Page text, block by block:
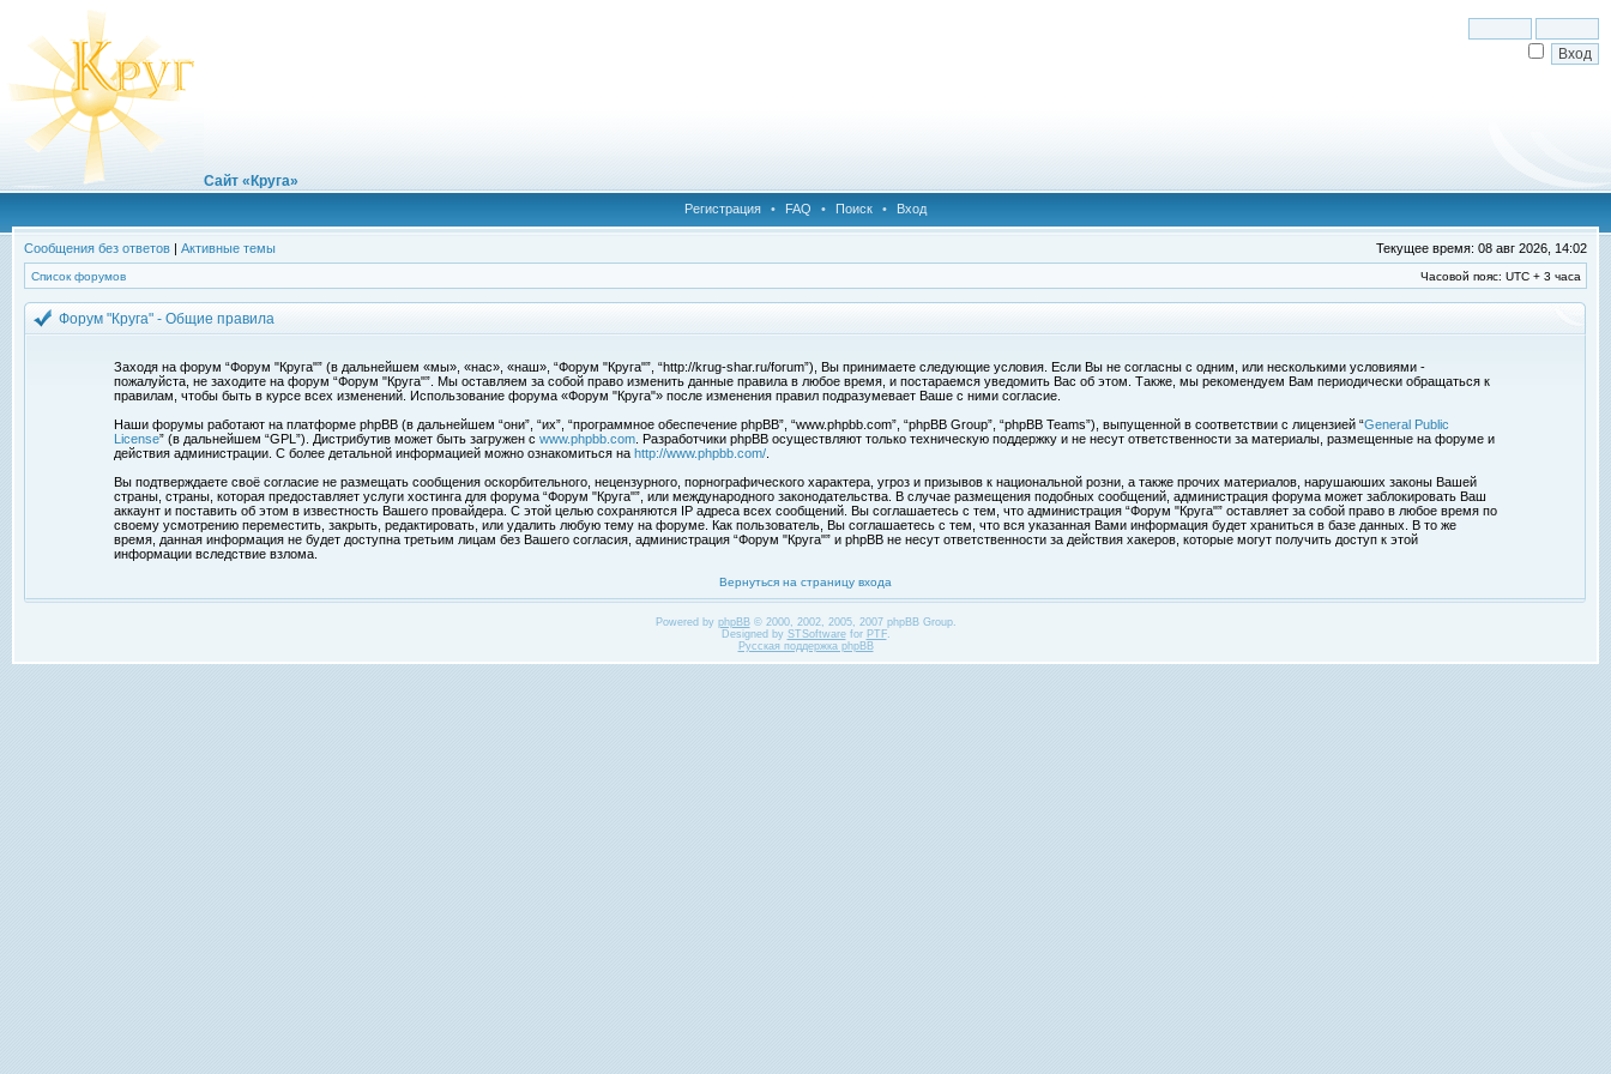
Сайт «Круга»
Регистрация • FAQ • Поиск • Вход
Сообщения без ответов | Активные темы Текущее время: 08 авг 2026, 14:02
Список форумов Часовой пояс: UTC + 3 часа
Форум "Круга" - Общие правила
Заходя на форум “Форум "Круга"” (в дальнейшем «мы», «нас», «наш», “Форум "Круга"”, “http://krug-shar.ru/forum”), Вы принимаете следующие условия. Если Вы не согласны с одним, или несколькими условиями -
пожалуйста, не заходите на форум “Форум "Круга"”. Мы оставляем за собой право изменить данные правила в любое время, и постараемся уведомить Вас об этом. Также, мы рекомендуем Вам периодически обращаться к
правилам, чтобы быть в курсе всех изменений. Использование форума «Форум "Круга"» после изменения правил подразумевает Ваше с ними согласие.
Наши форумы работают на платформе phpBB (в дальнейшем “они”, “их”, “программное обеспечение phpBB”, “www.phpbb.com”, “phpBB Group”, “phpBB Teams”), выпущенной в соответствии с лицензией “General Public
License” (в дальнейшем “GPL”). Дистрибутив может быть загружен с www.phpbb.com . Разработчики phpBB осуществляют только техническую поддержку и не несут ответственности за материалы, размещенные на форуме и
действия администрации. С более детальной информацией можно ознакомиться на http://www.phpbb.com/
Вы подтверждаете своё согласие не размещать сообщения оскорбительного, нецензурного, порнографического характера, угроз и призывов к национальной розни, а также прочих материалов, нарушаюших законы Вашей
страны, страны, которая предоставляет услуги хостинга для форума “Форум "Круга"”, или международного законодательства. В случае размещения подобных сообщений, администрация форума может заблокировать Ваш
аккаунт и поставить об этом в известность Вашего провайдера. С этой целью сохраняются IP адреса всех сообщений. Вы соглашаетесь с тем, что администрация “Форум "Круга"” оставляет за собой право в любое время по
своему усмотрению переместить, закрыть, редактировать, или удалить любую тему на форуме. Как пользователь, Вы соглашаетесь с тем, что вся указанная Вами информация будет храниться в базе данных. В то же
время, данная информация не будет доступна третьим лицам без Вашего согласия, администрация “Форум "Круга"” и phpBB не несут ответственности за действия хакеров, которые могут получить доступ к этой
информации вследствие взлома.
Вернуться на страницу входа
Powered by phpBB© 2000, 2002, 2005, 2007 phpBB Group.
Designed by STSoftwarefor PTF.
Русская поддержка phpBB